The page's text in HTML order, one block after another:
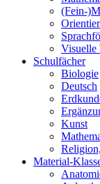
(Fein-
Visuelle
Schulfächer
Biologie
Deutsch
Kunst
Material-